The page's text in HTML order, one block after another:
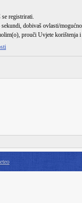
registrirati.
dobivaš ovlasti/
prouči Uvjete korištenja